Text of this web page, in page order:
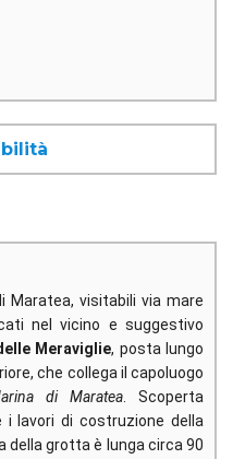
Maratea, visitabili via mare
nel vicino e suggestivo
Meraviglie, posta lungo
che collega il capoluogo
di Maratea. Scoperta
i lavori di costruzione della
grotta è lunga circa 90